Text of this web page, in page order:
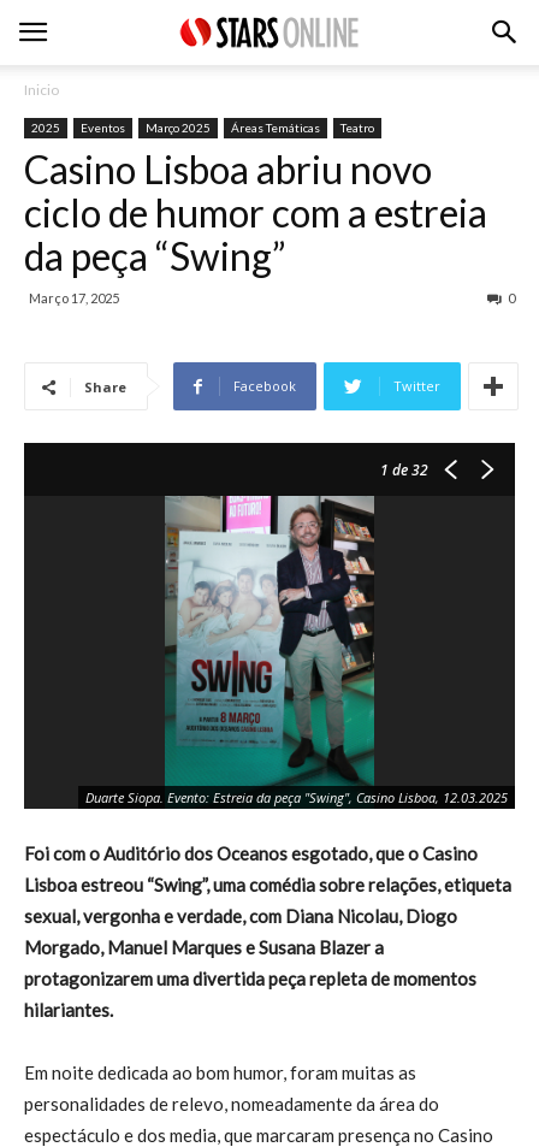
Inicio
2025 Eventos Março 2025 Áreas Temáticas Teatro
Casino Lisboa abriu novo
ciclo de humor com a estreia
da peça “Swing”
Março 17, 2025 0
Share Facebook Twitter
1 de 32
Duarte Siopa. Evento: Estreia da peça "Swing", Casino Lisboa, 12.03.2025
Foi com o Auditório dos Oceanos esgotado, que o Casino
Lisboa estreou “Swing”, uma comédia sobre relações, etiqueta
sexual, vergonha e verdade, com Diana Nicolau, Diogo
Morgado, Manuel Marques e Susana Blazer a
protagonizarem uma divertida peça repleta de momentos
hilariantes.
Em noite dedicada ao bom humor, foram muitas as
personalidades de relevo, nomeadamente da área do
espectáculo e dos media, que marcaram presença no Casino